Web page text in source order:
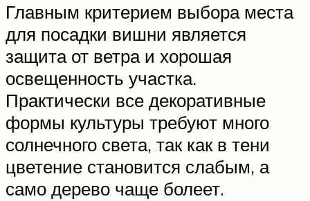
Главным критерием выбора места
для посадки вишни является
защита от ветра и хорошая
освещенность участка.
Практически все декоративные
формы культуры требуют много
солнечного света, так как в тени
цветение становится слабым, а
само дерево чаще болеет.